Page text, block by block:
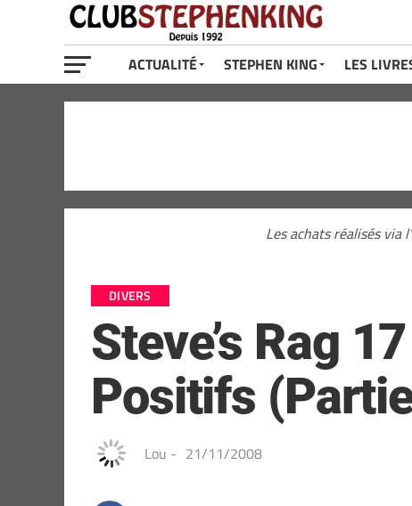
ACTUALITÉ STEPHEN KING LES
Les achats réalisés via
DIVERS
Steve’s Rag
Positifs
Lou - 21/11/2008